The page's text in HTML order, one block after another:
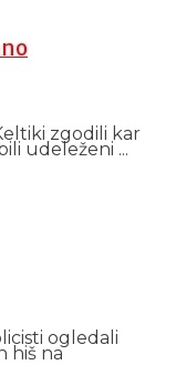
zgodili kar
udeleženi ...
ogledali
hiš na